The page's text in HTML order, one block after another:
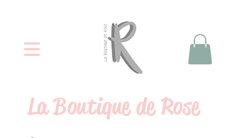
LaBoutique de Rose